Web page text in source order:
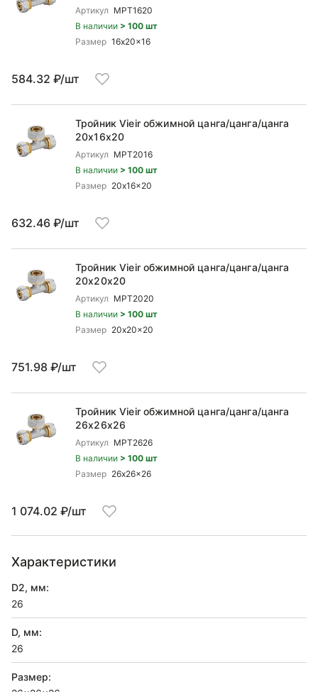
Артикул MPT1620
В наличии > 100 шт
Размер 16x20x16
584.32 ₽/шт
Тройник Vieir обжимной цанга/цанга/цанга
20x16x20
Артикул MPT2016
В наличии > 100 шт
Размер 20x16x20
632.46 ₽/шт
Тройник Vieir обжимной цанга/цанга/цанга
20x20x20
Артикул MPT2020
В наличии > 100 шт
Размер 20x20x20
751.98 ₽/шт
Тройник Vieir обжимной цанга/цанга/цанга
26x26x26
Артикул MPT2626
В наличии > 100 шт
Размер 26x26x26
1 074.02 ₽/шт
Характеристики
D2, мм:
26
D, мм:
26
Размер: